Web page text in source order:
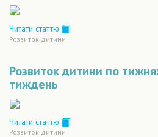
Читати статтю
Розвиток дитини
Розвиток дитини по
тиждень
Читати статтю
Розвиток дитини